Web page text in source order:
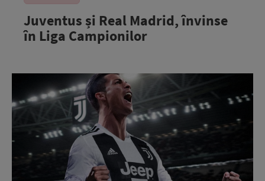
Juventus și Real Madrid, învinse
în Liga Campionilor